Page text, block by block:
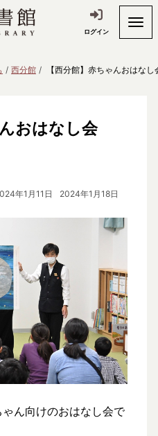
ログイン
西分館 【西分館】赤ちゃんおはなし
おはなし会
年1月11日
2024年1月18日
ん向けのおはなし会で